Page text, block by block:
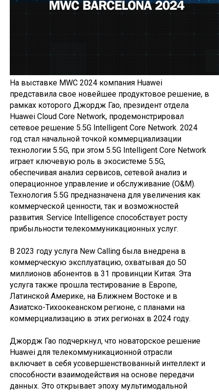
На выставке MWC 2024 компания Huawei
представила свое новейшее продуктовое решение, в
рамках которого Джордж Гао, президент отдела
Huawei Cloud Core Network, продемонстрировал
сетевое решение 5.5G Intelligent Core Network. 2024
год стал начальной точкой коммерциализации
технологии 5.5G, при этом 5.5G Intelligent Core Network
играет ключевую роль в экоcистеме 5.5G,
обеспечивая анализ сервисов, сетевой анализ и
операционное управление и обслуживание (O&M).
Технология 5.5G предназначена для увеличения как
коммерческой ценности, так и возможностей
развития. Service Intelligence способствует росту
прибыльности телекоммуникационных услуг.
В 2023 году услуга New Calling была внедрена в
коммерческую эксплуатацию, охватывая до 50
миллионов абонентов в 31 провинции Китая. Эта
услуга также прошла тестирование в Европе,
Латинской Америке, на Ближнем Востоке и в
Азиатско-Тихоокеанском регионе, с планами на
коммерциализацию в этих регионах в 2024 году.
Джордж Гао подчеркнул, что новаторское решение
Huawei для телекоммуникационной отрасли
включает в себя усовершенствованный интеллект и
способности взаимодействия на основе передачи
данных. Это открывает эпоху мультимодальной